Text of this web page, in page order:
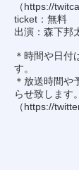
（https://
ticket：無料
出演：森下邦
＊時間や日付
す。
＊放送時間や
らせ致します。
（https://